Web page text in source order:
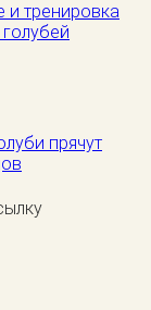
и тренировка
прячут